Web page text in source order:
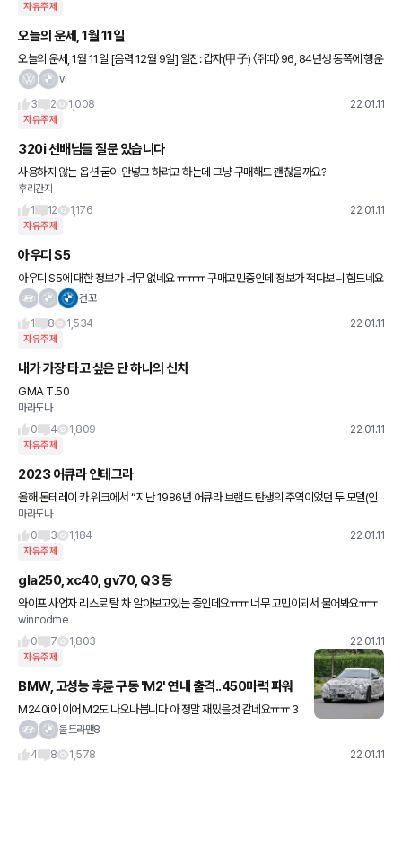
자유주제
오늘의 운세, 1월 11일
오늘의 운세, 1월 11일 [음력 12월 9일] 일진: 갑자(甲子) 〈쥐띠〉 96, 84년생 동쪽에 행운
이 있다. 어디를 가든지 목적지를 분명하게 밝혀야 한다. 72년생 어떻게 할지 생각이 정
vi
3
2 1,008 22.01.11
자유주제
320i 선배님들 질문 있습니다
사용하지 않는 옵션 굳이 안넣고 하려고 하는데 그냥 구매해도 괜찮을까요?
후리간지
1
12 1,176 22.01.11
자유주제
아우디 S5
아우디 S5에 대한 정보가 너무 없네요 ㅠㅠㅠ 구매고민중인데 정보가 적다보니 힘드네요
주륵
건꼬
1
8 1,534 22.01.11
자유주제
내가 가장 타고 싶은 단 하나의 신차
GMA T.50
마라도나
0
4 1,809 22.01.11
자유주제
2023 어큐라 인테그라
올해 몬테레이 카 위크에서 “지난 1986년 어큐라 브랜드 탄생의 주역이었던 두 모델(인
테그라와 레전드) 중 인테그라를 내년에 2023년형으로 출시하겠다”고 발표했다.
마라도나
0
3 1,184 22.01.11
자유주제
gla250, xc40, gv70, Q3 등
와이프 사업자 리스로 탈 차 알아보고있는 중인데요ㅠㅠ 너무 고민이되서 물어봐요ㅠㅠ
제가 6gt 있어서 큰차는 필요없구요. 딱 저정도 크기의 수입suv를 보고있는데 어떤차가
나을까요?!
winnodme
0
7 1,803 22.01.11
자유주제
BMW, 고성능 후륜 구동 'M2' 연내 출격..450마력 파워
M240i에 이어 M2도 나오나봅니다 아 정말 재밌을것 같네요ㅠㅠ 3
리터 트텁..가지고시퍼요ㅠㅠ
울트라맨8
4
8 1,578 22.01.11